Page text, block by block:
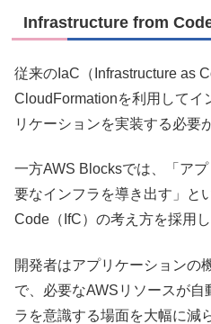
Infrastructure from Code
従来のIaC（Infrastructure as
CloudFormationを利用してイ
リケーションを実装する必要
一方AWS Blocksでは、「ア
要なインフラを導き出す」と
Code（IfC）の考え方を採用し
開発者はアプリケーションの
で、必要なAWSリソースが自
ラを意識する場面を大幅に減